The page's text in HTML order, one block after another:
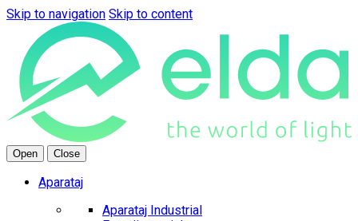
Skip to navigation Skip to content
Open Close
Aparataj
Aparataj Industrial